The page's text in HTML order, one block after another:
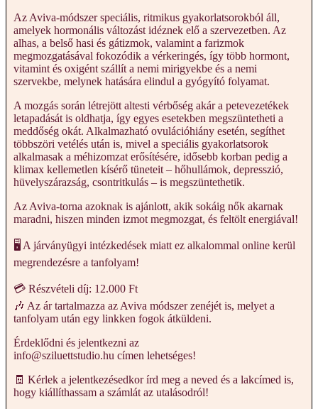
Az Aviva-módszer speciális, ritmikus gyakorlatsorokból áll,
amelyek hormonális változást idéznek elő a szervezetben. Az
alhas, a belső hasi és gátizmok, valamint a farizmok
megmozgatásával fokozódik a vérkeringés, így több hormont,
vitamint és oxigént szállít a nemi mirigyekbe és a nemi
szervekbe, melynek hatására elindul a gyógyító folyamat.
A mozgás során létrejött altesti vérbőség akár a petevezetékek
letapadását is oldhatja, így egyes esetekben megszüntetheti a
meddőség okát. Alkalmazható ovulációhiány esetén, segíthet
többszöri vetélés után is, mivel a speciális gyakorlatsorok
alkalmasak a méhizomzat erősítésére, idősebb korban pedig a
klimax kellemetlen kísérő tüneteit – hőhullámok, depresszió,
hüvelyszárazság, csontritkulás – is megszüntethetik.
Az Aviva-torna azoknak is ajánlott, akik sokáig nők akarnak
maradni, hiszen minden izmot megmozgat, és feltölt energiával!
🖥️ A járványügyi intézkedések miatt ez alkalommal online kerül
megrendezésre a tanfolyam!
💳 Részvételi díj: 12.000 Ft
🎶 Az ár tartalmazza az Aviva módszer zenéjét is, melyet a
tanfolyam után egy linkken fogok átküldeni.
Érdeklődni és jelentkezni az
info@sziluettstudio.hu címen lehetséges!
🧾 Kérlek a jelentkezésedkor írd meg a neved és a lakcímed is,
hogy kiállíthassam a számlát az utalásodról!